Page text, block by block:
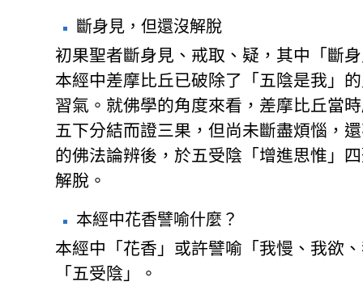
斷身見，但還沒解脫
初果聖者斷身見、戒取、疑，其中「斷
本經中差摩比丘已破除了「五陰是我」
習氣。就佛學的角度來看，差摩比丘當
五下分結而證三果，但尚未斷盡煩惱，
的佛法論辨後，於五受陰「增進思惟」
解脫。
本經中花香譬喻什麼？
本經中「花香」或許譬喻「我慢、我欲
「五受陰」。